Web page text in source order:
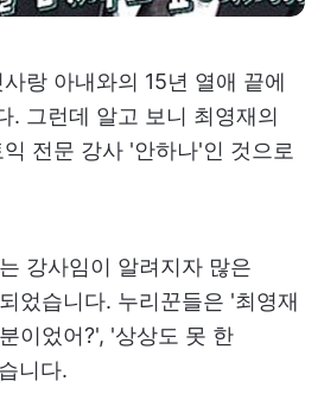
랑 아내와의 15년 열애 끝에
. 그런데 알고 보니 최영재의
전문 강사 '안하나'인 것으로
강사임이 알려지자 많은
었습니다. 누리꾼들은 '최영재
이었어?', '상상도 못 한
니다.